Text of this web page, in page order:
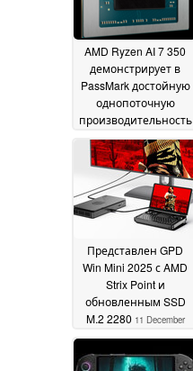
AMD Ryzen AI 7 350
демонстрирует в
PassMark достойную
однопоточную
производительность
18 December 2024
Представлен GPD
Win Mini 2025 с AMD
Strix Point и
обновленным SSD
M.2 2280 11 December
2024